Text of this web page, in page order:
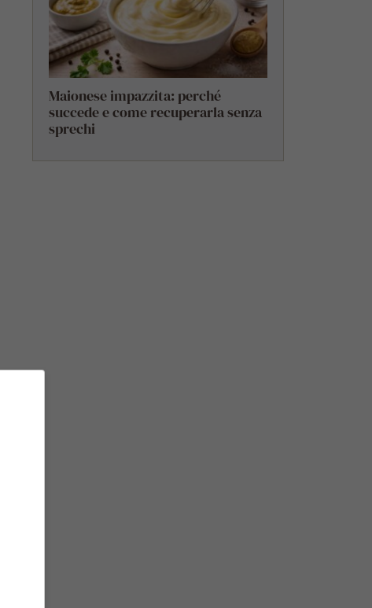
Maionese impazzita: perché
succede e come recuperarla senza
sprechi